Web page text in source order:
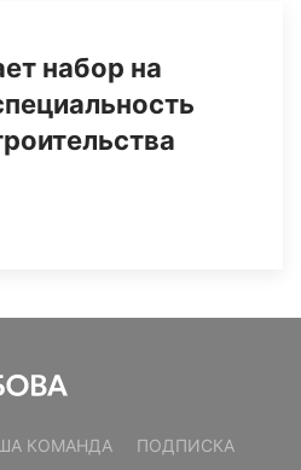
набор на
КОМАНДА
ПОДПИСКА